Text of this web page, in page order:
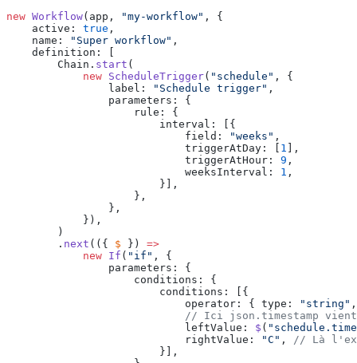
new Workflow(app , "my-workflow" ,
{
active : true ,
name : "Super workflow" ,
definition :
Chain . start (
new ScheduleTrigger( "schedule" ,
{
label : "Schedule trigger" ,
parameters :
{
rule :
{
interval :
{
field : "weeks" ,
triggerAtDay : 1
,
triggerAtHour : 9 ,
weeksInterval : 1 ,
}
,
},
},
} ) ,
)
. next ( ({ $ })
=>
new If ( "if" ,
{
parameters :
{
conditions :
{
conditions :
{
operator : { type : "string" ,
//
Ici json.timestamp vient
leftValue : $ (
rightValue : "C" , // Là
}
,